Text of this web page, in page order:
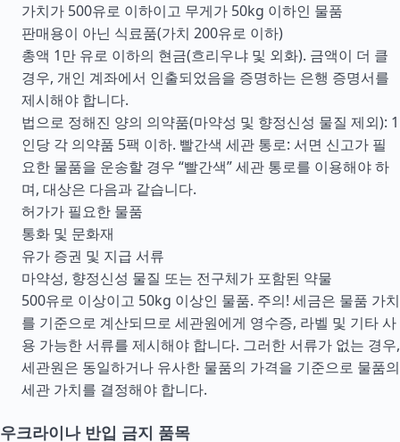
가치가 500유로 이하이고 무게가 50kg 이하인 물품
판매용이 아닌 식료품(가치 200유로 이하)
총액 1만 유로 이하의 현금(흐리우냐 및 외화). 금액이 더 클
경우, 개인 계좌에서 인출되었음을 증명하는 은행 증명서를
제시해야 합니다.
법으로 정해진 양의 의약품(마약성 및 향정신성 물질 제외): 1
인당 각 의약품 5팩 이하. 빨간색 세관 통로: 서면 신고가 필
요한 물품을 운송할 경우 “빨간색” 세관 통로를 이용해야 하
며, 대상은 다음과 같습니다.
허가가 필요한 물품
통화 및 문화재
유가 증권 및 지급 서류
마약성, 향정신성 물질 또는 전구체가 포함된 약물
500유로 이상이고 50kg 이상인 물품. 주의! 세금은 물품 가치
를 기준으로 계산되므로 세관원에게 영수증, 라벨 및 기타 사
용 가능한 서류를 제시해야 합니다. 그러한 서류가 없는 경우,
세관원은 동일하거나 유사한 물품의 가격을 기준으로 물품의
세관 가치를 결정해야 합니다.
우크라이나 반입 금지 품목